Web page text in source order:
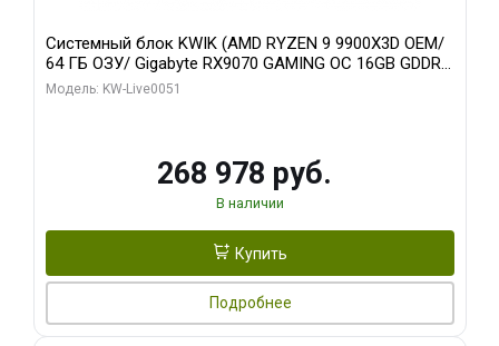
Системный блок KWIK (AMD RYZEN 9 9900X3D OEM/
64 ГБ ОЗУ/ Gigabyte RX9070 GAMING OC 16GB GDDR6
256bit 2xDP 2xH/ 960 ГБ SSD)
Модель: KW-Live0051
268 978 руб.
В наличии
Купить
Подробнее